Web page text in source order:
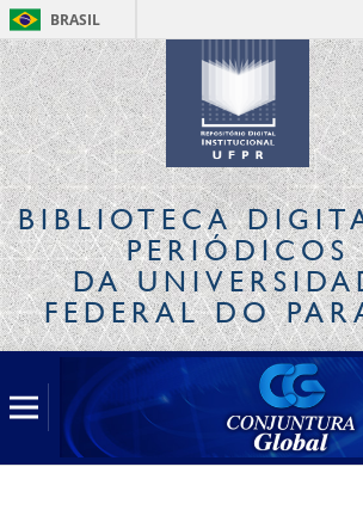
BRASIL
Acesso
BIBLIOTECA
PERIÓDICOS
DA
FEDERAL DO